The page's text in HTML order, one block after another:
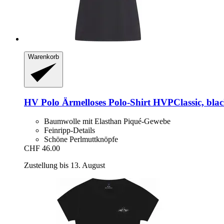
Warenkorb
HV Polo Ärmelloses Polo-​Shirt HVPClassic,
Baumwolle mit Elasthan Piqué-Gewebe
Feinripp-Details
Schöne Perlmuttknöpfe
CHF 46.00
Zustellung bis 13. August